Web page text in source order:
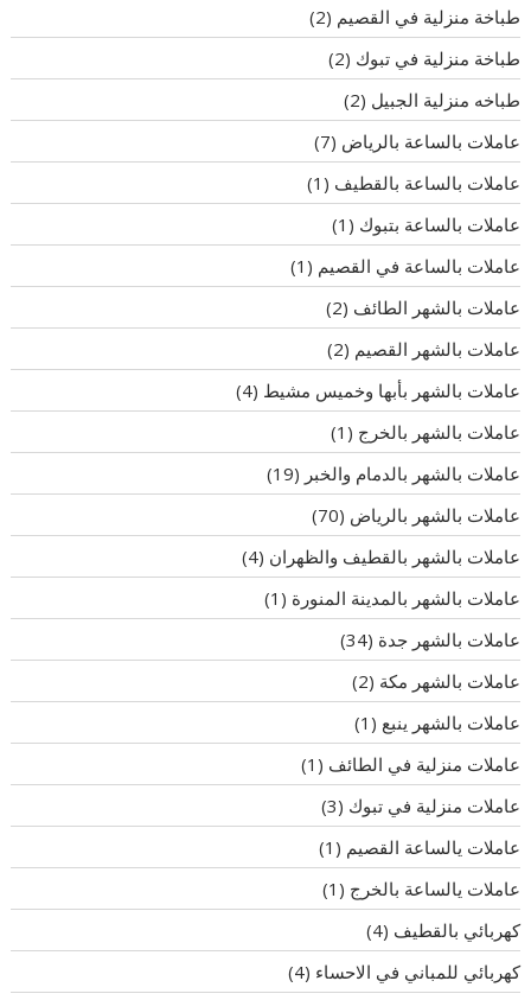
طباخة منزلية في القصيم (2)
طباخة منزلية في تبوك (2)
طباخه منزلية الجبيل (2)
عاملات بالساعة بالرياض (7)
عاملات بالساعة بالقطيف (1)
عاملات بالساعة بتبوك (1)
عاملات بالساعة في القصيم (1)
عاملات بالشهر الطائف (2)
عاملات بالشهر القصيم (2)
عاملات بالشهر بأبها وخميس مشيط (4)
عاملات بالشهر بالخرج (1)
عاملات بالشهر بالدمام والخبر (19)
عاملات بالشهر بالرياض (70)
عاملات بالشهر بالقطيف والظهران (4)
عاملات بالشهر بالمدينة المنورة (1)
عاملات بالشهر جدة (34)
عاملات بالشهر مكة (2)
عاملات بالشهر ينبع (1)
عاملات منزلية في الطائف (1)
عاملات منزلية في تبوك (3)
عاملات يالساعة القصيم (1)
عاملات يالساعة بالخرج (1)
كهربائي بالقطيف (4)
كهربائي للمباني في الاحساء (4)